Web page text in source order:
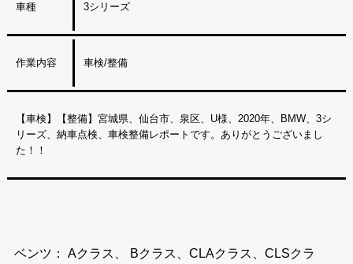
車種 3シリーズ
作業内容 車検/整備
【車検】【整備】宮城県、仙台市、泉区、U様、2020年、BMW、3シ
リーズ、納車点検、車検整備レポートです。ありがとうございまし
た！！
ベンツ： Aクラス、 Bクラス、CLAクラス、CLSクラ